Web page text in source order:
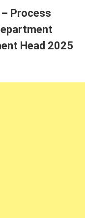
– Process
Head 2025